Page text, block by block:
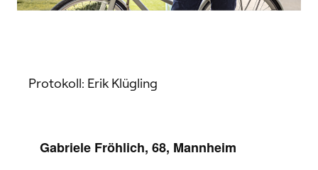
Protokoll: Erik Klügling
Gabriele Fröhlich, 68, Mannheim